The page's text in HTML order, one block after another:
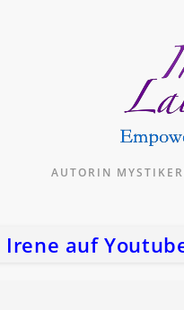
AUTORIN
Irene auf